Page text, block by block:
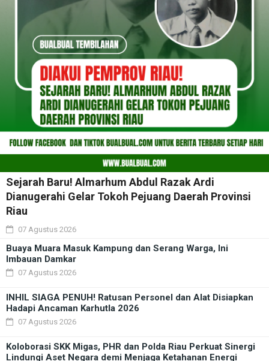
Sejarah Baru! Almarhum Abdul Razak Ardi
Dianugerahi Gelar Tokoh Pejuang Daerah Provinsi
Riau
07 Agustus 2026
Buaya Muara Masuk Kampung dan Serang Warga, Ini
Imbauan Damkar
07 Agustus 2026
INHIL SIAGA PENUH! Ratusan Personel dan Alat Disiapkan
Hadapi Ancaman Karhutla 2026
07 Agustus 2026
Koloborasi SKK Migas, PHR dan Polda Riau Perkuat Sinergi
Lindungi Aset Negara demi Menjaga Ketahanan Energi